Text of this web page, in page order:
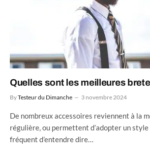
Quelles sont les meilleures
ByTesteur du Dimanche 3 novembre 2024
De nombreux accessoires reviennent à la
régulière, ou permettent d’adopter un style
fréquent d’entendre dire…